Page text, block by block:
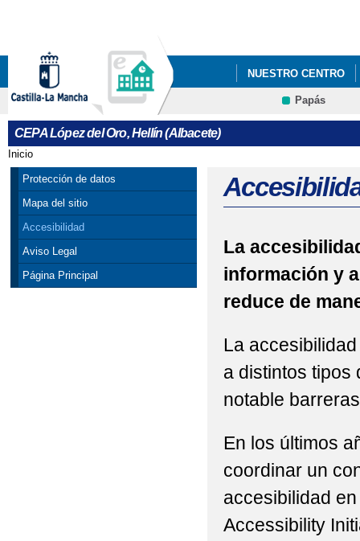
NUESTRO CENTRO
DEPARTAMENTOS
Papás
CEPA López del Oro, Hellín (Albacete)
Se encuentra usted aquí
Inicio
Protección de datos
Mapa del sitio
Accesibilidad
Aviso Legal
Página Principal
La
información y
reduce de
La
a distintos tipos
notable
En los últimos
coordinar un
accesibilidad
Accessibility